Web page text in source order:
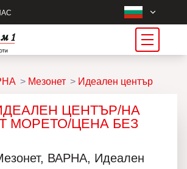
Мезонет Идеален център
ЦЕНТЪР/НА
МОРЕТО/ЦЕНА БЕЗ
ВАРНА, Идеален